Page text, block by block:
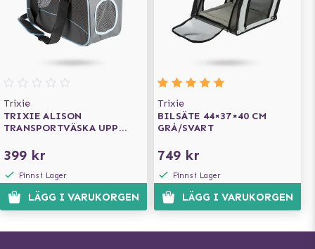
Trixie
TRIXIE ALISON
TRANSPORTVÄSKA UPP
399 kr
Finns i Lager
LÄGG I VARUKORGEN
Trixie
BILSÄTE 44×37×40 CM
GRÅ/SVART
749 kr
Finns i Lager
LÄGG I VARUKORGEN